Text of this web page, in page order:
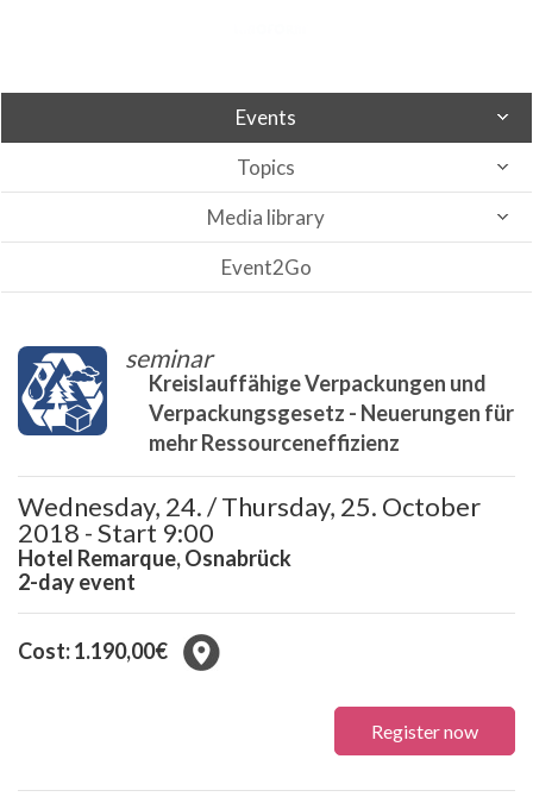
Events
Topics
Media library
Event2Go
seminar
Kreislauffähige Verpackungen und
Verpackungsgesetz - Neuerungen für
mehr Ressourceneffizienz
Wednesday, 24. / Thursday, 25. October
2018 - Start 9:00
Hotel Remarque, Osnabrück
2-day event
Cost: 1.190,00€
Register now